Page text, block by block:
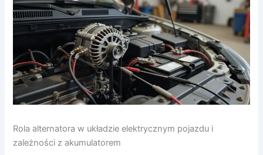
Rola alternatora w układzie elektrycznym pojazdu i
zależności z akumulatorem